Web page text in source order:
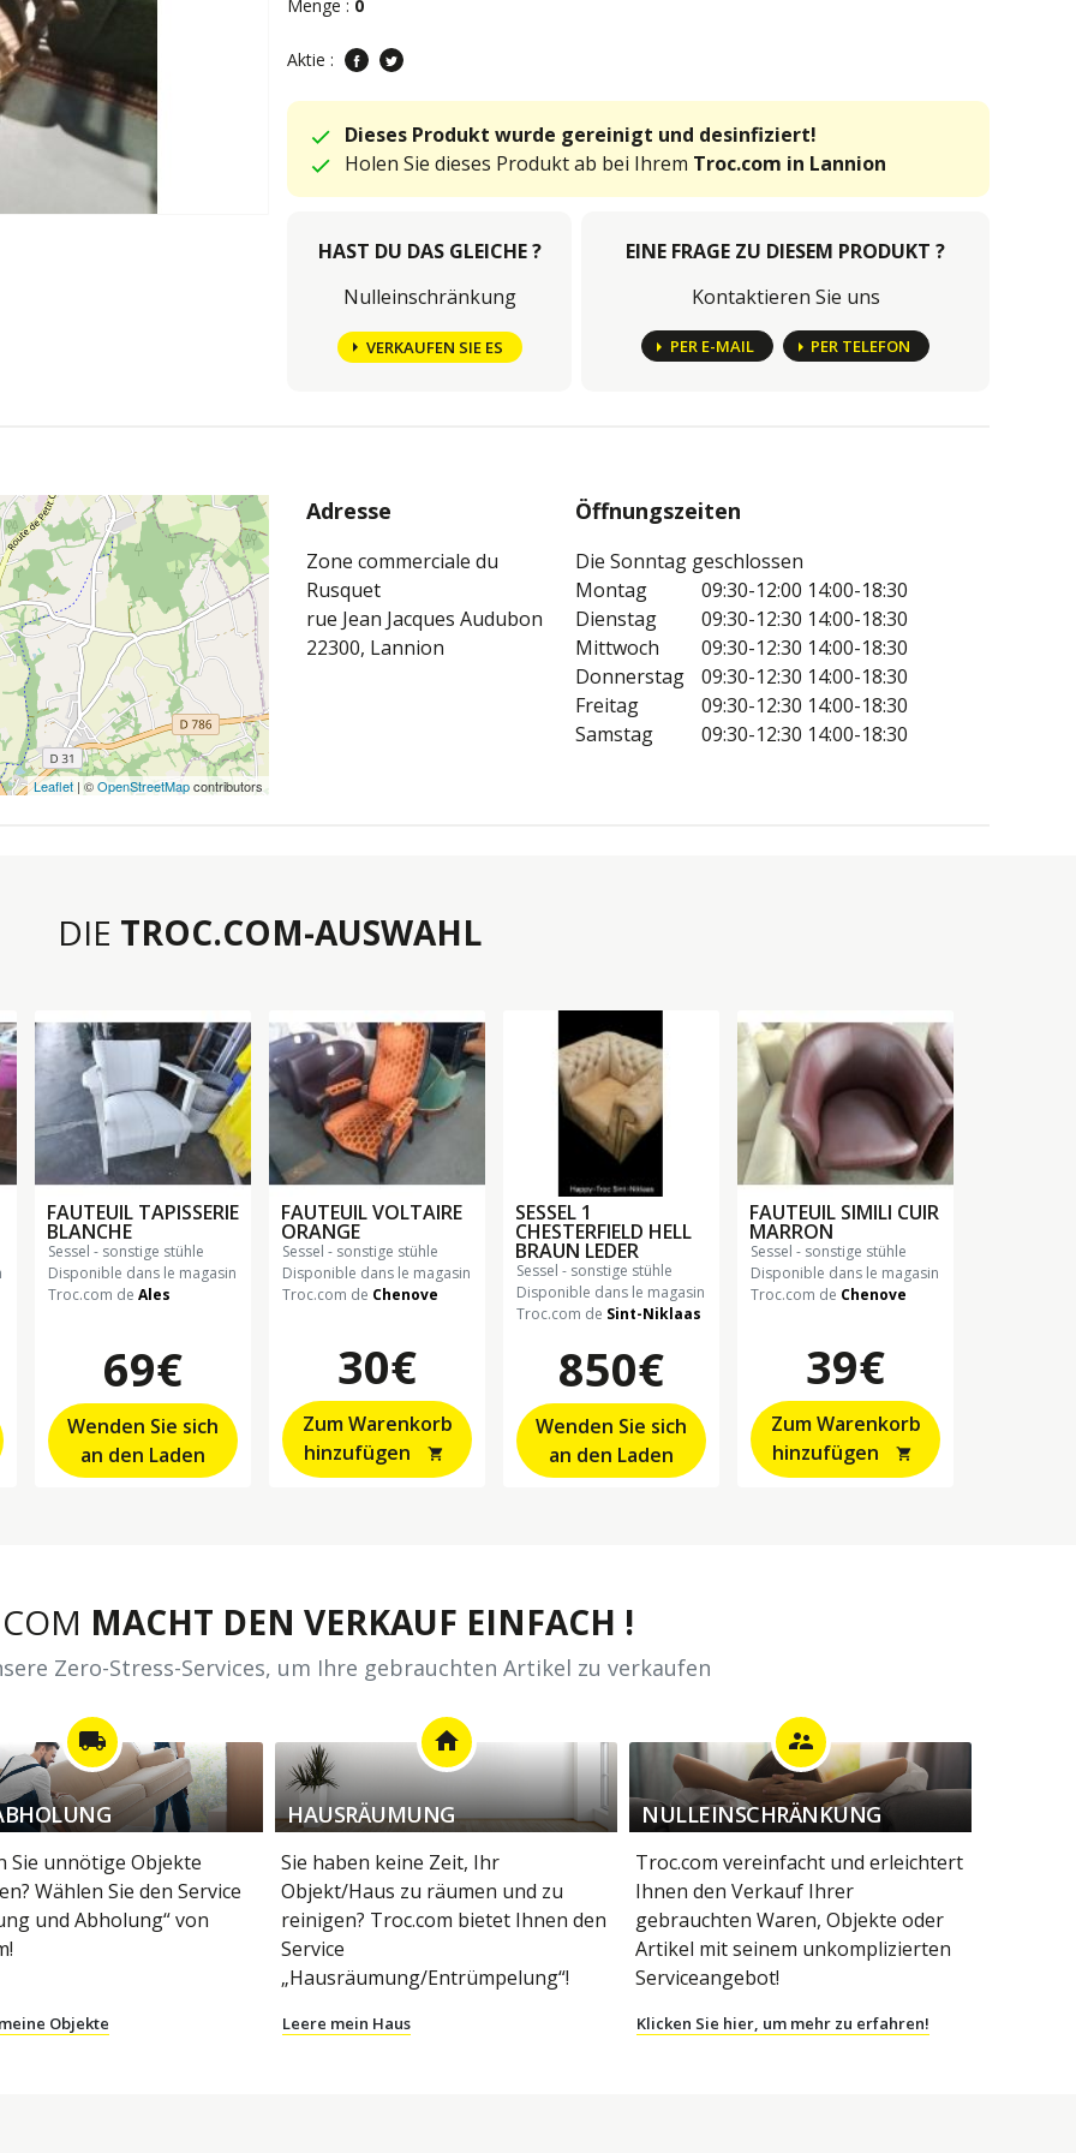
Menge : 0
Aktie :
Dieses Produkt wurde gereinigt und desinfiziert!
Holen Sie dieses Produkt ab bei Ihrem Troc.com in Lannion
HAST DU DAS GLEICHE ?
Nulleinschränkung
VERKAUFEN SIE ES
EINE FRAGE ZU DIESEM PRODUKT ?
Kontaktieren Sie uns
PER E-MAIL PER TELEFON
Leaflet | ©OpenStreetMapcontributors
Adresse
Zone commerciale du
Rusquet
rue Jean Jacques Audubon
22300, Lannion
Öffnungszeiten
Die Sonntag geschlossen
Montag
09:30-12:00 14:00-18:30
Dienstag
09:30-12:30 14:00-18:30
Mittwoch
09:30-12:30 14:00-18:30
Donnerstag
09:30-12:30 14:00-18:30
Freitag
09:30-12:30 14:00-18:30
Samstag
09:30-12:30 14:00-18:30
DIE TROC.COM-AUSWAHL
FAUTEUIL TAPISSERIE
BLANCHE
sessel - sonstige stühle
Disponible dans le magasin
Troc.com de Ales
69€
Wenden Sie sich
an den Laden
FAUTEUIL VOLTAIRE
ORANGE
sessel - sonstige stühle
Disponible dans le magasin
Troc.com de Chenove
30€
Zum Warenkorb
hinzufügen
shopping_cart
SESSEL 1
CHESTERFIELD HELL
BRAUN LEDER
sessel - sonstige stühle
Disponible dans le magasin
Troc.com de Sint-Niklaas
850€
Wenden Sie sich
an den Laden
FAUTEUIL SIMILI CUIR
MARRON
sessel - sonstige stühle
Disponible dans le magasin
Troc.com de Chenove
39€
Zum Warenkorb
hinzufügen
shopping_cart
MACHT DEN VERKAUF EINFACH !
Zero-Stress-Services, um Ihre gebrauchten Artikel zu verkaufen
local_shipping
Sie unnötige Objekte
Wählen Sie den Service
und Abholung“ von
Objekte
home
HAUSRÄUMUNG
Sie haben keine Zeit, Ihr
Objekt/Haus zu räumen und zu
reinigen? Troc.com bietet Ihnen den
Service
„Hausräumung/Entrümpelung“!
Leere mein Haus
supervisor_account
NULLEINSCHRÄNKUNG
Troc.com vereinfacht und erleichtert
Ihnen den Verkauf Ihrer
gebrauchten Waren, Objekte oder
Artikel mit seinem unkomplizierten
Serviceangebot!
Klicken Sie hier, um mehr zu erfahren!